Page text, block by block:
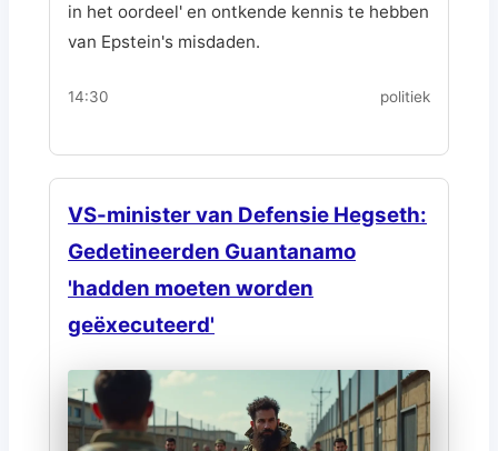
in het oordeel' en ontkende kennis te hebben
van Epstein's misdaden.
14:30 politiek
VS-minister van Defensie Hegseth:
Gedetineerden Guantanamo
'hadden moeten worden
geëxecuteerd'